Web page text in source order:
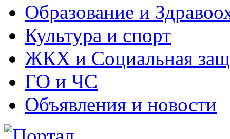
Образование и
Культура и спорт
ЖКХ и Социальная
ГО и ЧС
Объявления и новости